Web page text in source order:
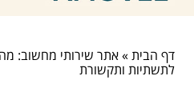
דף הבית»אתר שירותי מחשוב: מה
לתשתיות ותקשורת